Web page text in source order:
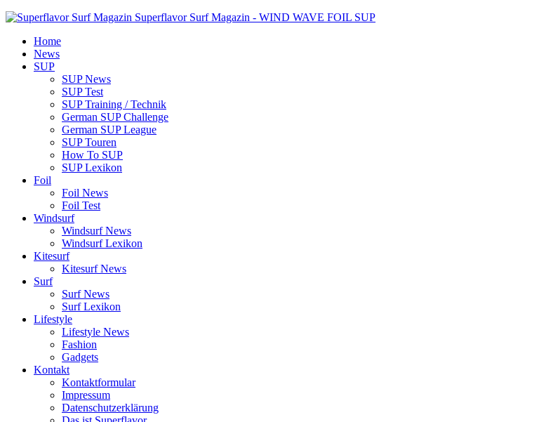
Superflavor Surf Magazin - WIND WAVE FOIL SUP
Home
News
SUP
SUP News
SUP Test
SUP Training / Technik
German SUP Challenge
German SUP League
SUP Touren
How To SUP
SUP Lexikon
Foil
Foil News
Foil Test
Windsurf
Windsurf News
Windsurf Lexikon
Kitesurf
Kitesurf News
Surf
Surf News
Surf Lexikon
Lifestyle
Lifestyle News
Fashion
Gadgets
Kontakt
Kontaktformular
Impressum
Datenschutzerklärung